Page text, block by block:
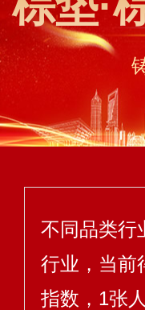
不同品类行
行业，当前
指数，1张